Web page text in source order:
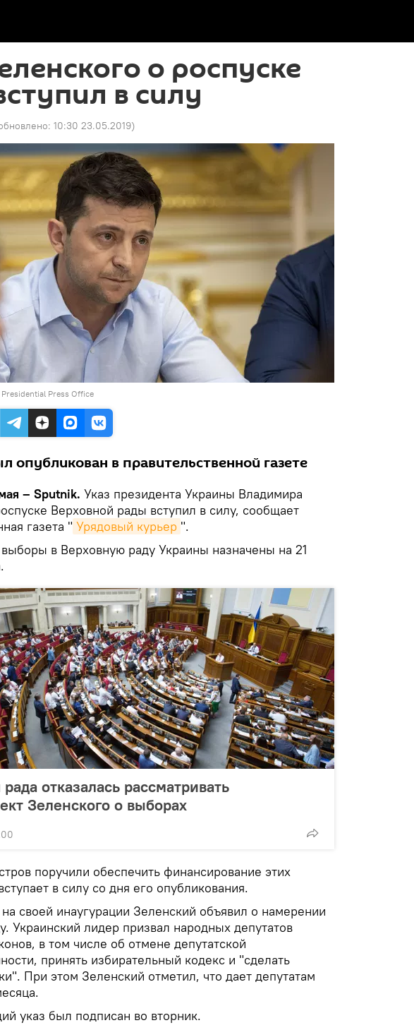
о роспуске
в силу
10:30 23.05.2019)
Press Office
опубликован в правительственной газете
– Sputnik. Указ президента Украины Владимира
Верховной рады вступил в силу, сообщает
газета " Урядовый курьер ".
в Верховную раду Украины назначены на 21
отказалась рассматривать
Зеленского о выборах
поручили обеспечить финансирование этих
в силу со дня его опубликования.
своей инаугурации Зеленский объявил о намерении
Украинский лидер призвал народных депутатов
в том числе об отмене депутатской
принять избирательный кодекс и "сделать
При этом Зеленский отметил, что дает депутатам
указ был подписан во вторник.